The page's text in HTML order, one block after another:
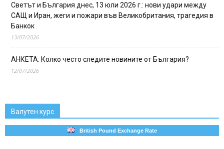
Светът и България днес, 13 юли 2026 г.: нови удари между
САЩ и Иран, жеги и пожари във Великобритания, трагедия в
Банкок
13/07/2026
АНКЕТА: Колко често следите новините от България?
12/07/2026
Валутен курс
British Pound Exchange Rate